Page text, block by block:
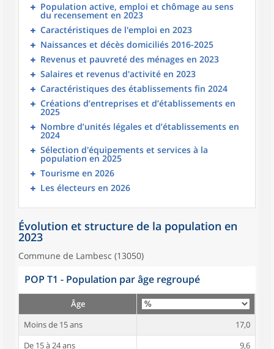
Population active, emploi et chômage au sens
du recensement en 2023
Caractéristiques de l'emploi en 2023
Naissances et décès domiciliés 2016-2025
Revenus et pauvreté des ménages en 2023
Salaires et revenus d'activité en 2023
Caractéristiques des établissements fin 2024
Créations d’entreprises et d’établissements en
2025
Nombre d’unités légales et d’établissements en
2024
Sélection d'équipements et services à la
population en 2025
Tourisme en 2026
Les électeurs en 2026
Évolution et structure de la population en
2023
Commune de Lambesc (13050)
POP T1 - Population par âge regroupé
Âge
Moins de 15 ans
17,0
De 15 à 24 ans
9,6